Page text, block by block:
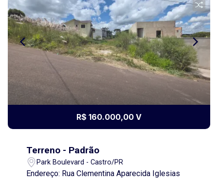
R$ 160.000,00 V
Terreno - Padrão
Park Boulevard - Castro/PR
Endereço: Rua Clementina Aparecida Iglesias